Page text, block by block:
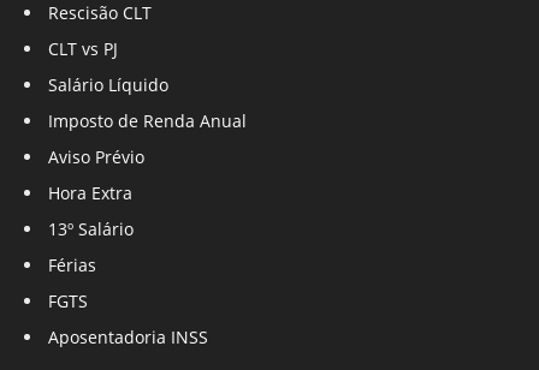
Rescisão CLT
CLT vs PJ
Salário Líquido
Imposto de Renda Anual
Aviso Prévio
Hora Extra
13º Salário
Férias
FGTS
Aposentadoria INSS